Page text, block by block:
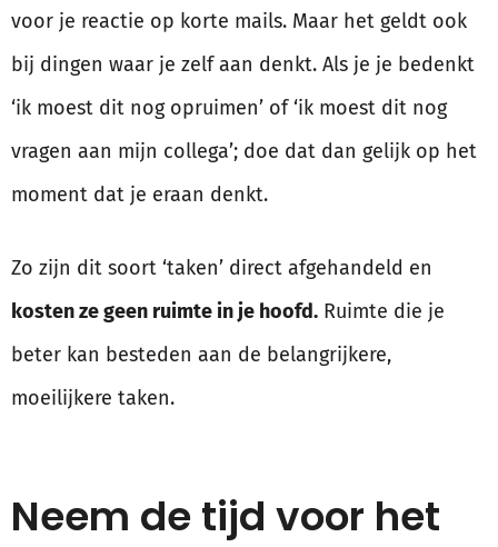
voor je reactie op korte mails. Maar het geldt ook
bij dingen waar je zelf aan denkt. Als je je bedenkt
‘ik moest dit nog opruimen’ of ‘ik moest dit nog
vragen aan mijn collega’; doe dat dan gelijk op het
moment dat je eraan denkt.
Zo zijn dit soort ‘taken’ direct afgehandeld en
kosten ze geen ruimte in je hoofd. Ruimte die je
beter kan besteden aan de belangrijkere,
moeilijkere taken.
Neem de tijd voor het